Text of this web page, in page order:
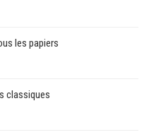
les papiers
classiques